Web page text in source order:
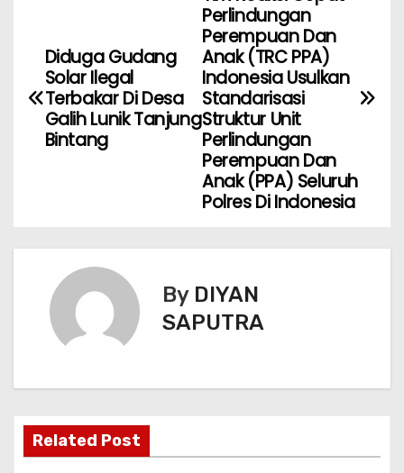
Perlindungan
Perempuan Dan
Anak (TRC PPA)
Indonesia Usulkan
Standarisasi
Struktur Unit
Perlindungan
Perempuan Dan
Anak (PPA) Seluruh
Polres Di Indonesia
Diduga Gudang
Solar Ilegal
Terbakar Di Desa
Galih Lunik Tanjung
Bintang
By DIYAN
SAPUTRA
Related Post